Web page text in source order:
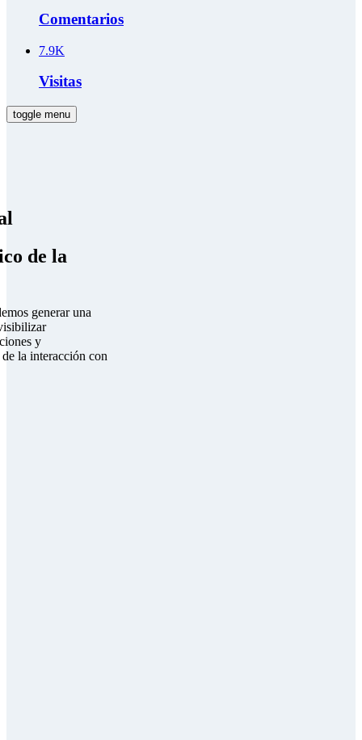
Comentarios
7.9K
Visitas
toggle menu
de la
generar una
y
la interacción con